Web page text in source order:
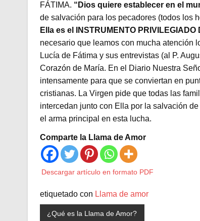
FÁTIMA. “Dios quiere establecer en el
de salvación para los pecadores (todos los
Ella es el INSTRUMENTO
necesario que leamos con mucha atención
Lucía de Fátima y sus entrevistas (al P.
Corazón de María. En el Diario Nuestra
intensamente para que se conviertan en
cristianas. La Virgen pide que todas las
intercedan junto con Ella por la salvación
el arma principal en esta lucha.
Comparte la Llama de Amor
Descargar artículo en formato PDF
etiquetado con Llama de amor
¿Qué es la Llama de Amor?